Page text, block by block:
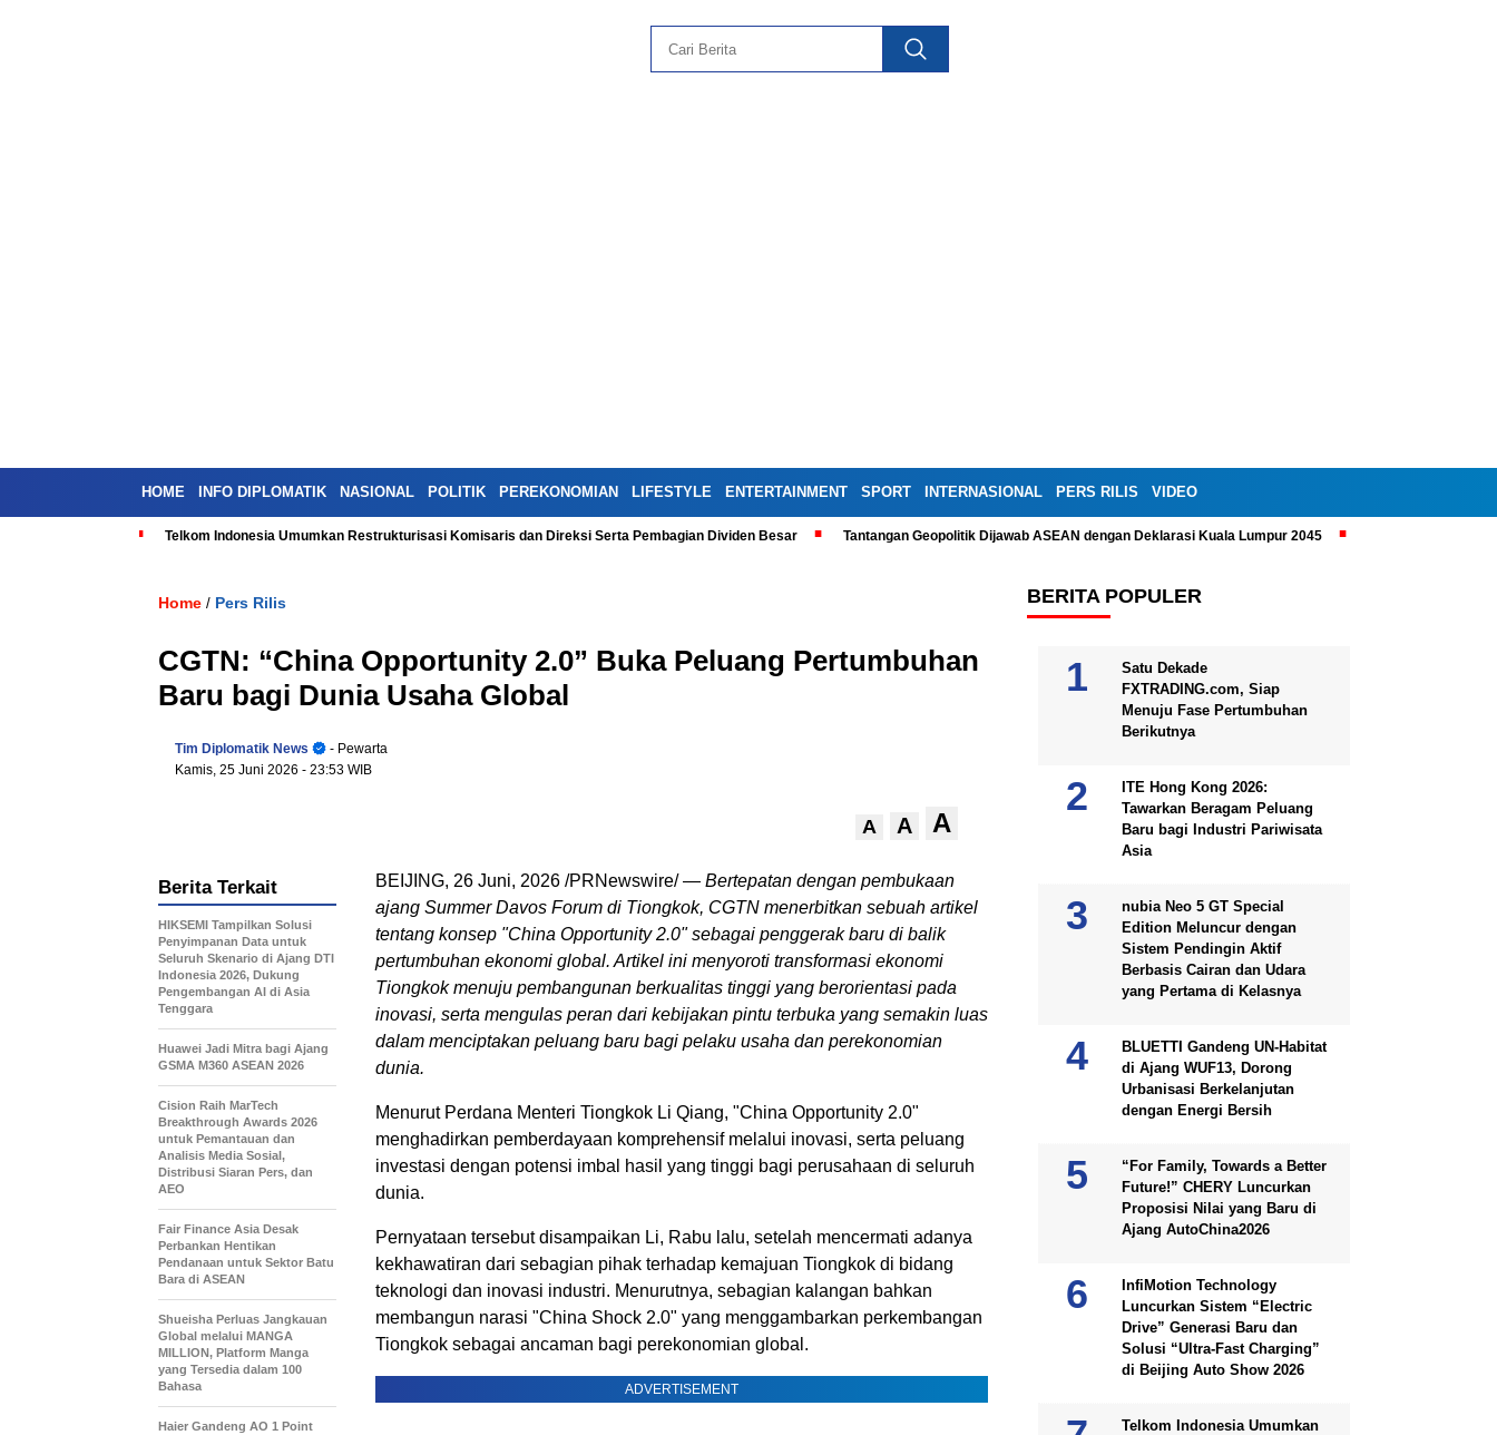
HOME INFO DIPLOMATIK NASIONAL POLITIK PEREKONOMIAN LIFESTYLE ENTERTAINMENT SPORT INTERNASIONAL PERS RILIS VIDEO
Telkom Indonesia Umumkan Restrukturisasi Komisaris dan Direksi Serta Pembagian Dividen Besar Tantangan Geopolitik Dijawab ASEAN dengan Deklarasi Kuala Lumpur 2045
Home / Pers Rilis
CGTN: “China Opportunity 2.0” Buka Peluang Pertumbuhan
Baru bagi Dunia Usaha Global
Tim Diplomatik News
- Pewarta
Kamis, 25 Juni 2026 - 23:53 WIB
A A A
BEIJING, 26 Juni, 2026 /PRNewswire/ — Bertepatan dengan pembukaan
ajang Summer Davos Forum di Tiongkok, CGTN menerbitkan sebuah artikel
tentang konsep "China Opportunity 2.0" sebagai penggerak baru di balik
pertumbuhan ekonomi global. Artikel ini menyoroti transformasi ekonomi
Tiongkok menuju pembangunan berkualitas tinggi yang berorientasi pada
inovasi, serta mengulas peran dari kebijakan pintu terbuka yang semakin luas
dalam menciptakan peluang baru bagi pelaku usaha dan perekonomian
dunia.
Menurut Perdana Menteri Tiongkok Li Qiang, "China Opportunity 2.0"
menghadirkan pemberdayaan komprehensif melalui inovasi, serta peluang
investasi dengan potensi imbal hasil yang tinggi bagi perusahaan di seluruh
dunia.
Pernyataan tersebut disampaikan Li, Rabu lalu, setelah mencermati adanya
kekhawatiran dari sebagian pihak terhadap kemajuan Tiongkok di bidang
teknologi dan inovasi industri. Menurutnya, sebagian kalangan bahkan
membangun narasi "China Shock 2.0" yang menggambarkan perkembangan
Tiongkok sebagai ancaman bagi perekonomian global.
ADVERTISEMENT
Berita Terkait
HIKSEMI Tampilkan Solusi
Penyimpanan Data untuk
Seluruh Skenario di Ajang DTI
Indonesia 2026, Dukung
Pengembangan AI di Asia
Tenggara
Huawei Jadi Mitra bagi Ajang
GSMA M360 ASEAN 2026
Cision Raih MarTech
Breakthrough Awards 2026
untuk Pemantauan dan
Analisis Media Sosial,
Distribusi Siaran Pers, dan
AEO
Fair Finance Asia Desak
Perbankan Hentikan
Pendanaan untuk Sektor Batu
Bara di ASEAN
Shueisha Perluas Jangkauan
Global melalui MANGA
MILLION, Platform Manga
yang Tersedia dalam 100
Bahasa
Haier Gandeng AO 1 Point
BERITA POPULER
Satu Dekade
FXTRADING.com, Siap
Menuju Fase Pertumbuhan
Berikutnya
ITE Hong Kong 2026:
Tawarkan Beragam Peluang
Baru bagi Industri Pariwisata
Asia
nubia Neo 5 GT Special
Edition Meluncur dengan
Sistem Pendingin Aktif
Berbasis Cairan dan Udara
yang Pertama di Kelasnya
BLUETTI Gandeng UN-Habitat
di Ajang WUF13, Dorong
Urbanisasi Berkelanjutan
dengan Energi Bersih
“For Family, Towards a Better
Future!” CHERY Luncurkan
Proposisi Nilai yang Baru di
Ajang AutoChina2026
InfiMotion Technology
Luncurkan Sistem “Electric
Drive” Generasi Baru dan
Solusi “Ultra-Fast Charging”
di Beijing Auto Show 2026
Telkom Indonesia Umumkan